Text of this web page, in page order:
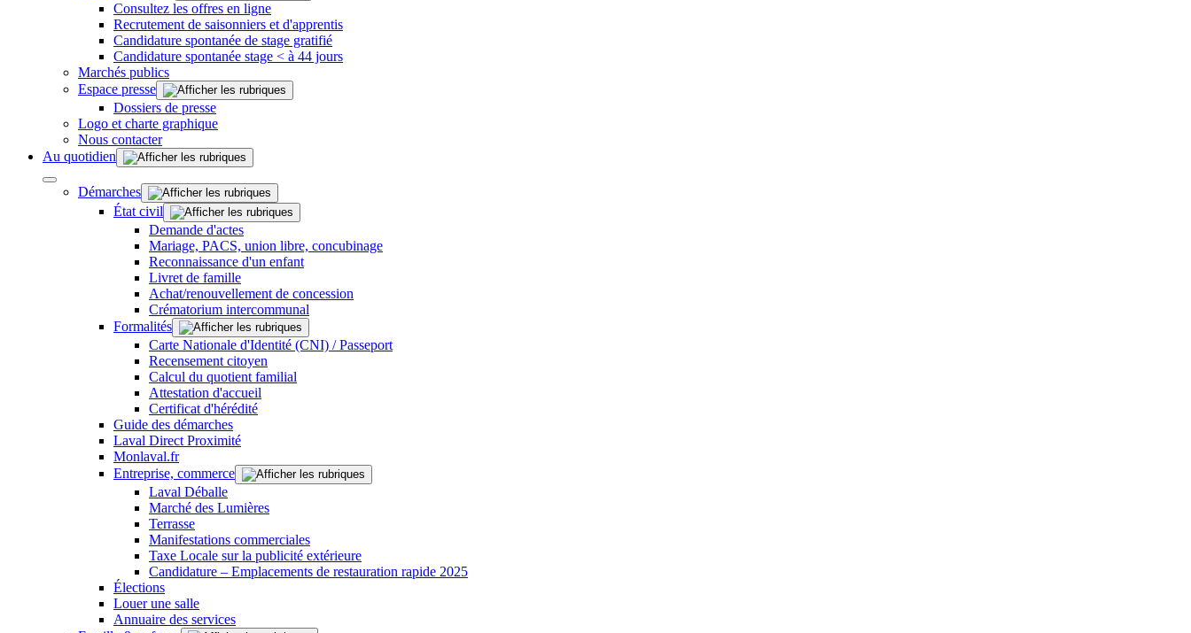
Consultez les offres en ligne
Recrutement de saisonniers et d'apprentis
Candidature spontanée de stage gratifié
Candidature spontanée stage < à 44 jours
Marchés publics
Espace presse
Dossiers de presse
Logo et charte graphique
Nous contacter
Au quotidien
Démarches
État civil
Demande d'actes
Mariage, PACS, union libre, concubinage
Reconnaissance d'un enfant
Livret de famille
Achat/renouvellement de concession
Crématorium intercommunal
Formalités
Carte Nationale d'Identité (CNI) / Passeport
Recensement citoyen
Calcul du quotient familial
Attestation d'accueil
Certificat d'hérédité
Guide des démarches
Laval Direct Proximité
Monlaval.fr
Entreprise, commerce
Laval Déballe
Marché des Lumières
Terrasse
Manifestations commerciales
Taxe Locale sur la publicité extérieure
Candidature – Emplacements de restauration rapide 2025
Élections
Louer une salle
Annuaire des services